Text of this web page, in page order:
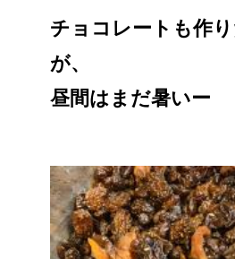
チョコレートも作
が、
昼間はまだ暑いー